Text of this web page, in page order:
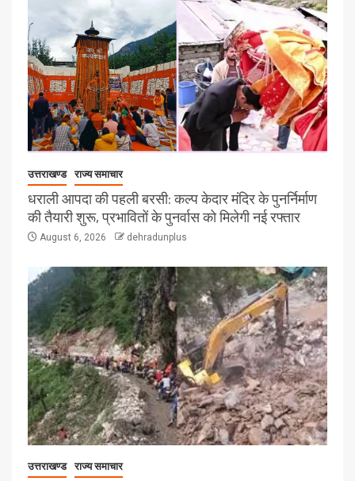
उत्तराखण्ड राज्य समाचार
धराली आपदा की पहली बरसी: कल्प केदार मंदिर के पुनर्निर्माण
की तैयारी शुरू, प्रभावितों के पुनर्वास को मिलेगी नई रफ्तार
August 6, 2026 dehradunplus
उत्तराखण्ड राज्य समाचार